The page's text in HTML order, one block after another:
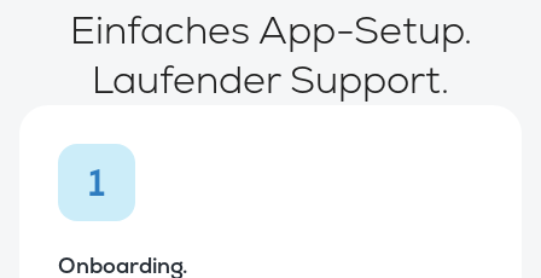
Einfaches App-Setup.
Laufender Support.
1
Onboarding.